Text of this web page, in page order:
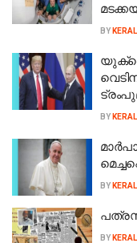
BY
BY
BY
BY